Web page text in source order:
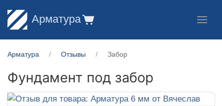
Арматура
Арматура Отзывы Забор
Фундамент под забор